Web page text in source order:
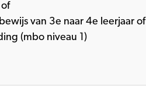
van 3e naar 4e leerjaar of
(mbo niveau 1)